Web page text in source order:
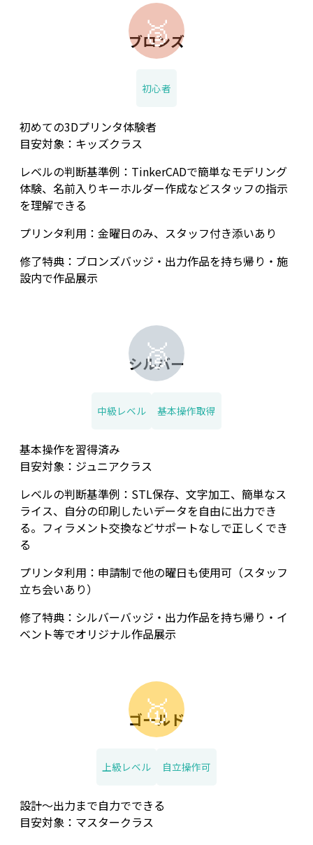
🥉
ブロンズ
初心者
初めての3Dプリンタ体験者
目安対象：キッズクラス
レベルの判断基準例：TinkerCADで簡単なモデリング
体験、名前入りキーホルダー作成などスタッフの指示
を理解できる
プリンタ利用：金曜日のみ、スタッフ付き添いあり
修了特典：ブロンズバッジ・出力作品を持ち帰り・施
設内で作品展示
🥈
シルバー
中級レベル 基本操作取得
基本操作を習得済み
目安対象：ジュニアクラス
レベルの判断基準例：STL保存、文字加工、簡単なス
ライス、自分の印刷したいデータを自由に出力でき
る。フィラメント交換などサポートなしで正しくでき
る
プリンタ利用：申請制で他の曜日も使用可（スタッフ
立ち会いあり）
修了特典：シルバーバッジ・出力作品を持ち帰り・イ
ベント等でオリジナル作品展示
🥇
ゴールド
上級レベル 自立操作可
設計～出力まで自力でできる
目安対象：マスタークラス